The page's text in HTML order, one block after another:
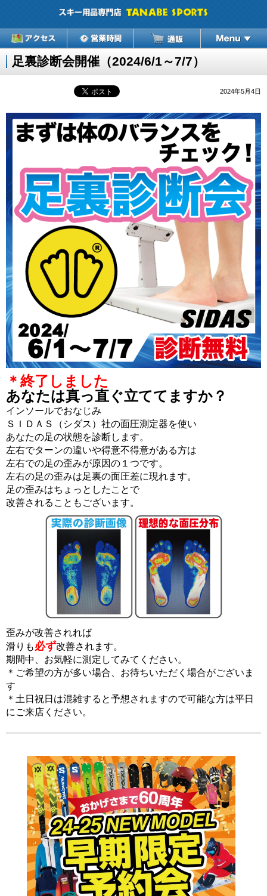
足裏診断会開催（2024/6/1～7/7）
2024年5月4日
＊終了しました
あなたは真っ直ぐ立ててますか？
インソールでおなじみ
ＳＩＤＡＳ（シダス）社の面圧測定器を使い
あなたの足の状態を診断します。
左右でターンの違いや得意不得意がある方は
左右での足の歪みが原因の１つです。
左右の足の歪みは足裏の面圧差に現れます。
足の歪みはちょっとしたことで
改善されることもございます。
歪みが改善されれば
滑りも必ず改善されます。
期間中、お気軽に測定してみてください。
＊ご希望の方が多い場合、お待ちいただく場合がございま
す
＊土日祝日は混雑すると予想されますので可能な方は平日
にご来店ください。